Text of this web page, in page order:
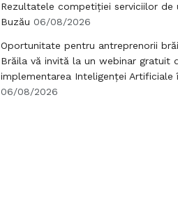
Rezultatele competiției serviciilor de
Buzău 06/08/2026
Oportunitate pentru antreprenorii
Brăila vă invită la un webinar gratuit
implementarea Inteligenței Artificiale
06/08/2026